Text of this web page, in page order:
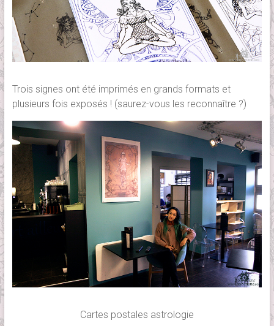
Trois signes ont été imprimés en grands formats et
plusieurs fois exposés ! (saurez-vous les reconnaître ?)
Cartes postales astrologie